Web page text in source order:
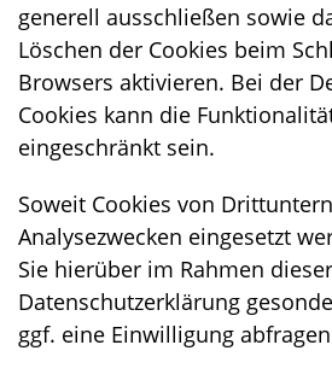
generell ausschließen sowie
Löschen der Cookies beim
Browsers aktivieren. Bei der
Cookies kann die
eingeschränkt sein.
Soweit Cookies von
Analysezwecken eingesetzt
Sie hierüber im Rahmen dieser
Datenschutzerklärung
ggf. eine Einwilligung